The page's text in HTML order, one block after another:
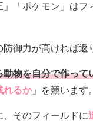
「ポケモン」はフ
御力が高ければ返
物を自分で作って
れるか」を競います。
そのフィールドに